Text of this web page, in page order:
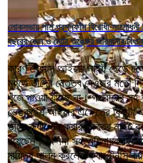
লোকসভায় পাশ প্রশ্নফাঁস বিরোধী
বছরের জেল ও মোটা অঙ্কের জরিমানার বিধান
কারণ শ্রেয়স আইয়ার নাইট ছেড়ে
মুহূর্তে তাঁদের নেতৃত্ব দেওয়ার মতো
খুঁজে পাওয়া যাচ্ছে না। গতবারের সহ
ভেঙ্কটেশ আইয়ার এক্ষেত্রে কিছুটা
তাঁকে ক্যাপ্টেন করার ক্ষেত্রে নাইট
রয়েছেন। কেননা সহ অধিনায়ক
দায়িত্ব পালন করলেও ক্যাপ্টেনসি